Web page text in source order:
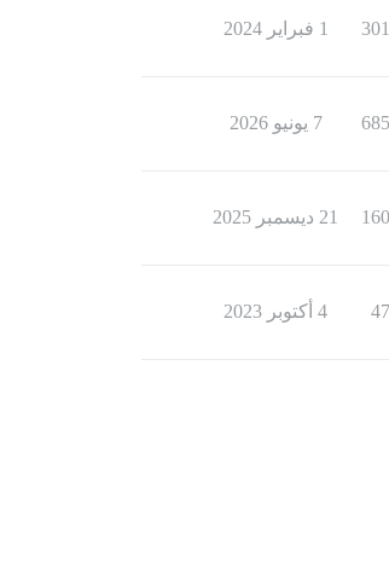
1 فبراير 2024
7 يونيو 2026
21 ديسمبر 2025
4 أكتوبر 2023